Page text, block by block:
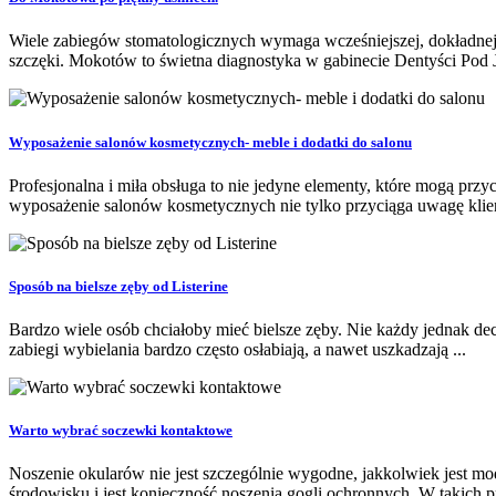
Wiele zabiegów stomatologicznych wymaga wcześniejszej,
szczęki. Mokotów to świetna diagnostyka w gabinecie Dentyści Pod
Wyposażenie salonów kosmetycznych- meble i dodatki do salonu
Profesjonalna i miła obsługa to nie jedyne elementy, które mogą
wyposażenie salonów kosmetycznych nie tylko przyciąga uwagę
Sposób na bielsze zęby od Listerine
Bardzo wiele osób chciałoby mieć bielsze zęby. Nie każdy jednak
zabiegi wybielania bardzo często osłabiają, a nawet uszkadzają ...
Warto wybrać soczewki kontaktowe
Noszenie okularów nie jest szczególnie wygodne, jakkolwiek jest